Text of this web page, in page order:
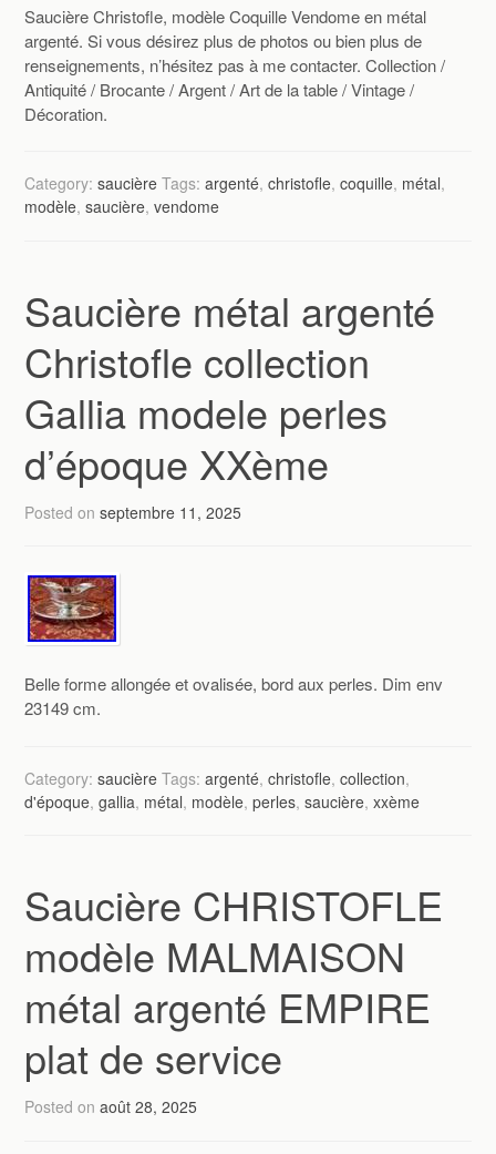
Saucière Christofle, modèle Coquille Vendome en métal
argenté. Si vous désirez plus de photos ou bien plus de
renseignements, n’hésitez pas à me contacter. Collection /
Antiquité / Brocante / Argent / Art de la table / Vintage /
Décoration.
Category:saucière Tags:argenté,christofle,coquille, métal,
modèle,saucière,vendome
Saucière métal argenté
Christofle collection
Gallia modele perles
d’époque XXème
Posted onseptembre 11, 2025
Belle forme allongée et ovalisée, bord aux perles. Dim env
23149 cm.
Category:saucière Tags:argenté,christofle,collection,
d'époque,gallia, métal, modèle,perles,saucière,xxème
Saucière CHRISTOFLE
modèle MALMAISON
métal argenté EMPIRE
plat de service
Posted onaoût 28, 2025